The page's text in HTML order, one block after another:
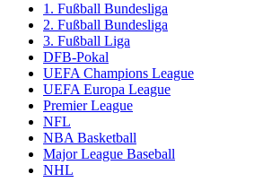
1. Fußball Bundesliga
2. Fußball Bundesliga
3. Fußball Liga
DFB-Pokal
UEFA Champions League
UEFA Europa League
Premier League
NFL
NBA Basketball
Major League Baseball
NHL